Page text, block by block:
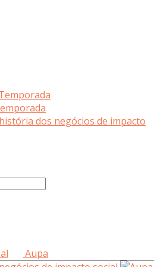
dos negócios de impacto
Aupa